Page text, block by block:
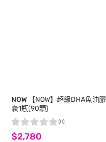
NOW 【NOW】超級DHA魚油膠
囊1瓶(90顆)
$2,780
(0)